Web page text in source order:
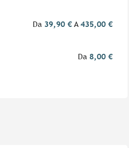
Da 39,90 € A435,00 €
Da 8,00 €